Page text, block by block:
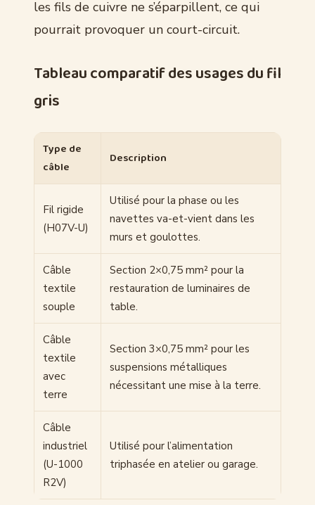
les fils de cuivre ne s’éparpillent, ce qui
pourrait provoquer un court-circuit.
Tableau comparatif des usages du fil
gris
Type de
câble
Description
Fil rigide
(H07V-U)
Utilisé pour la phase ou les
navettes va-et-vient dans les
murs et goulottes.
Câble
textile
souple
Section 2×0,75 mm² pour la
restauration de luminaires de
table.
Câble
textile
avec
terre
Section 3×0,75 mm² pour les
suspensions métalliques
nécessitant une mise à la terre.
Câble
industriel
(U-1000
R2V)
Utilisé pour l’alimentation
triphasée en atelier ou garage.